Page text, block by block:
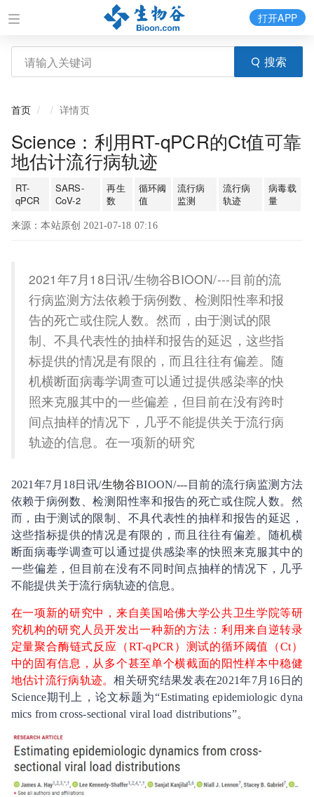
搜索
打开APP
首页 详情页
Science：利用RT-qPCR的Ct值可靠
地估计流行病轨迹
RT-
qPCR
SARS-
CoV-2
再生
数
循环阈
值
流行病
监测
流行病
轨迹
病毒载
量
来源：本站原创 2021-07-18 07:16
2021年7月18日讯/生物谷BIOON/---目前的流
行病监测方法依赖于病例数、检测阳性率和报
告的死亡或住院人数。然而，由于测试的限
制、不具代表性的抽样和报告的延迟，这些指
标提供的情况是有限的，而且往往有偏差。随
机横断面病毒学调查可以通过提供感染率的快
照来克服其中的一些偏差，但目前在没有跨时
间点抽样的情况下，几乎不能提供关于流行病
轨迹的信息。在一项新的研究
2021年7月18日讯/生物谷BIOON/---目前的流行病监测方法
依赖于病例数、检测阳性率和报告的死亡或住院人数。然
而，由于测试的限制、不具代表性的抽样和报告的延迟，
这些指标提供的情况是有限的，而且往往有偏差。随机横
断面病毒学调查可以通过提供感染率的快照来克服其中的
一些偏差，但目前在没有不同时间点抽样的情况下，几乎
不能提供关于流行病轨迹的信息。
在一项新的研究中，来自美国哈佛大学公共卫生学院等研
究机构的研究人员开发出一种新的方法：利用来自逆转录
定量聚合酶链式反应（RT-qPCR）测试的循环阈值（Ct）
中的固有信息，从多个甚至单个横截面的阳性样本中稳健
地估计流行病轨迹。相关研究结果发表在2021年7月16日的
Science期刊上，论文标题为“Estimating epidemiologic dyna
mics from cross-sectional viral load distributions”。